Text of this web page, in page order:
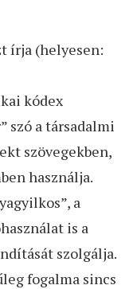
írja (helyesen:
kódex
szó a társadalmi
szövegekben,
használja.
a
is a
szolgálja.
fogalma sincs